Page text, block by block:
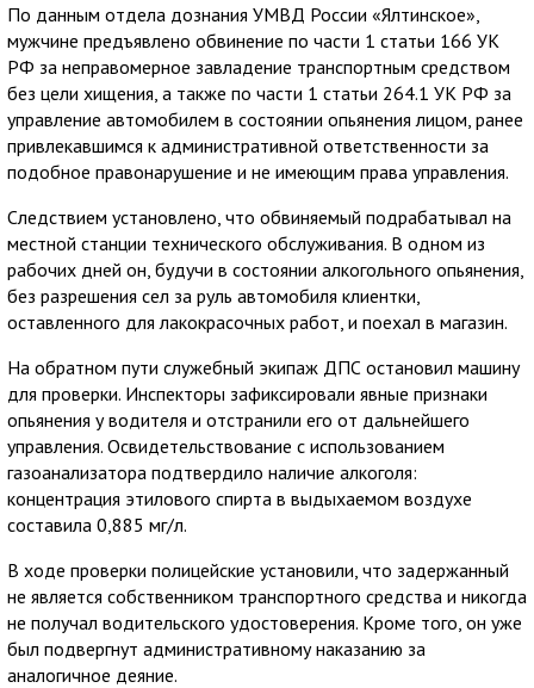
По данным отдела дознания УМВД России «Ялтинское»,
мужчине предъявлено обвинение по части 1 статьи 166 УК
РФ за неправомерное завладение транспортным средством
без цели хищения, а также по части 1 статьи 264.1 УК РФ за
управление автомобилем в состоянии опьянения лицом, ранее
привлекавшимся к административной ответственности за
подобное правонарушение и не имеющим права управления.
Следствием установлено, что обвиняемый подрабатывал на
местной станции технического обслуживания. В одном из
рабочих дней он, будучи в состоянии алкогольного опьянения,
без разрешения сел за руль автомобиля клиентки,
оставленного для лакокрасочных работ, и поехал в магазин.
На обратном пути служебный экипаж ДПС остановил машину
для проверки. Инспекторы зафиксировали явные признаки
опьянения у водителя и отстранили его от дальнейшего
управления. Освидетельствование с использованием
газоанализатора подтвердило наличие алкоголя:
концентрация этилового спирта в выдыхаемом воздухе
составила 0,885 мг/л.
В ходе проверки полицейские установили, что задержанный
не является собственником транспортного средства и никогда
не получал водительского удостоверения. Кроме того, он уже
был подвергнут административному наказанию за
аналогичное деяние.